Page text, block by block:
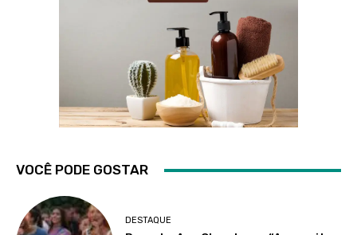
VOCÊ PODE GOSTAR
DESTAQUE